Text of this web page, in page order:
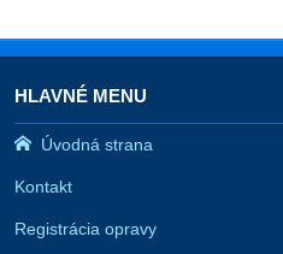
HLAVNÉ MENU
Úvodná strana
Kontakt
Registrácia opravy